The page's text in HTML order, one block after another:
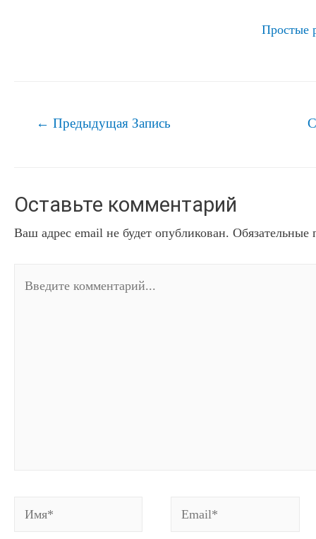
Простые
Навигация
← Предыдущая Запись
Оставьте комментарий
Ваш адрес email не будет опубликован.
Имя* Email*